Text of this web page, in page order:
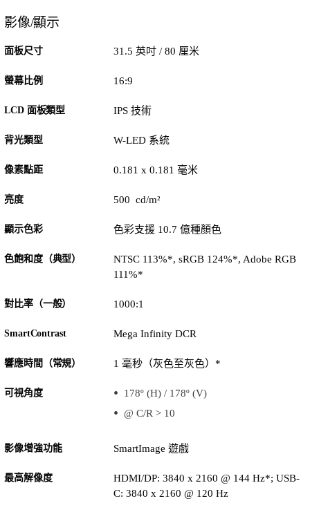
影像/顯示
面板尺寸 31.5 英吋 / 80 厘米
螢幕比例 16:9
LCD 面板類型 IPS 技術
背光類型 W-LED 系統
像素點距 0.181 x 0.181 毫米
亮度 500 cd/m²
顯示色彩 色彩支援 10.7 億種顏色
色飽和度（典型）
NTSC 113%*, sRGB 124%*, Adobe RGB
111%*
對比率（一般） 1000:1
SmartContrast Mega Infinity DCR
響應時間（常規） 1 毫秒（灰色至灰色）*
可視角度
178º (H) / 178º (V)
@ C/R > 10
影像增強功能 SmartImage 遊戲
最高解像度
HDMI/DP: 3840 x 2160 @ 144 Hz*; USB-
C: 3840 x 2160 @ 120 Hz